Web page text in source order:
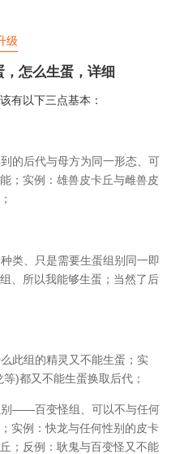
级
怎么生蛋，详细
有以下三点基本：
的后代与母方为同一形态、可
；实例：雄兽皮卡丘与雌兽皮
类、只是需要生蛋组别同一即
、所以我能够生蛋；当然了后
此组的精灵又不能生蛋；实
)都又不能生蛋换取后代；
——百变怪组、可以不与任何
实例：快龙与任何性别的皮卡
；反例：耿鬼与百变怪又不能